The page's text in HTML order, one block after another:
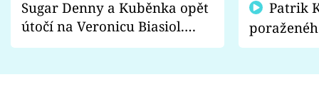
Sugar Denny a Kuběnka opět
útočí na Veronicu Biasiol.
Proč je podle nich falešná a
fanoušci